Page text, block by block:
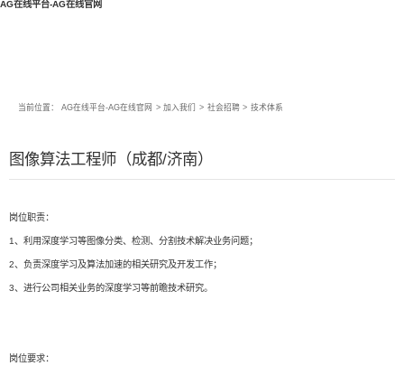
AG在线平台-AG在线官网
当前位置： AG在线平台-AG在线官网 > 加入我们 > 社会招聘 > 技术体系
图像算法工程师（成都/济南）
岗位职责：
1、利用深度学习等图像分类、检测、分割技术解决业务问题；
2、负责深度学习及算法加速的相关研究及开发工作；
3、进行公司相关业务的深度学习等前瞻技术研究。
岗位要求：